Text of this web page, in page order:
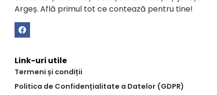
Argeș. Află primul tot ce contează pentru tine!
Link-uri utile
Termeni și condiții
Politica de Confidențialitate a Datelor (GDPR)